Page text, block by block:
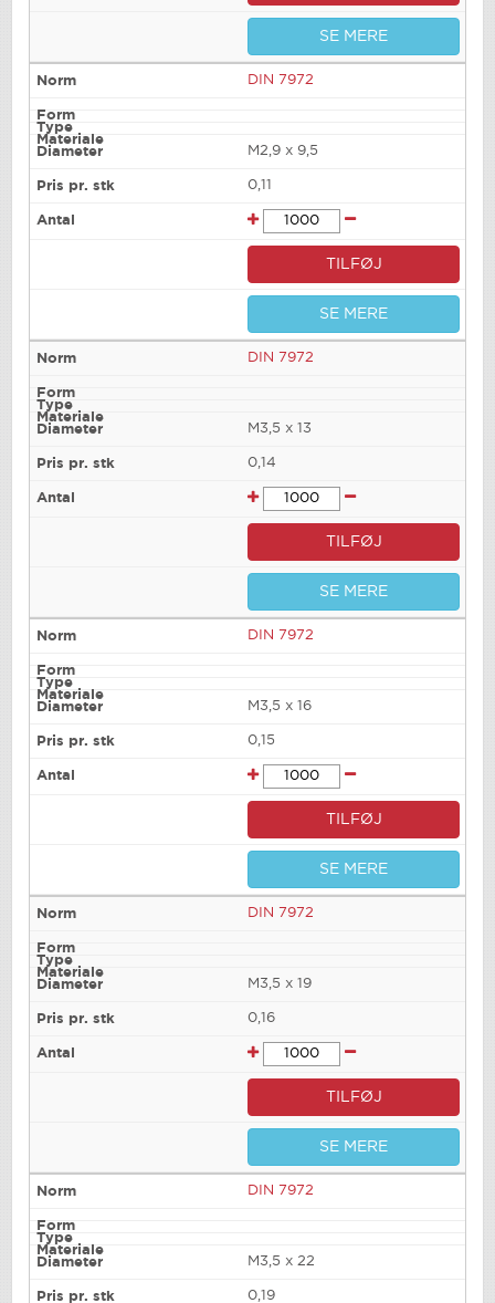
SE MERE
DIN 7972
M2,9 x 9,5
0,11
TILFØJ
SE MERE
DIN 7972
M3,5 x 13
0,14
TILFØJ
SE MERE
DIN 7972
M3,5 x 16
0,15
TILFØJ
SE MERE
DIN 7972
M3,5 x 19
0,16
TILFØJ
SE MERE
DIN 7972
M3,5 x 22
0,19